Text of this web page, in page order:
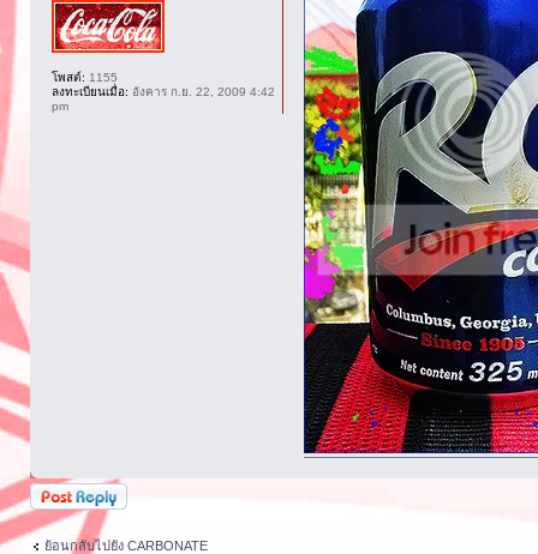
โพสต์: 1155
ลงทะเบียนเมื่อ: อังคาร ก.ย. 22, 2009 4:42
pm
ตอบกระทู้
ย้อนกลับไปยัง CARBONATE